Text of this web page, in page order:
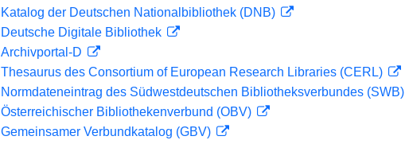
Katalog der Deutschen Nationalbibliothek (DNB)
Deutsche Digitale Bibliothek
Archivportal-D
Thesaurus des Consortium of European Research Libraries (CERL)
Normdateneintrag des Südwestdeutschen Bibliotheksverbundes (SWB)
Österreichischer Bibliothekenverbund (OBV)
Gemeinsamer Verbundkatalog (GBV)